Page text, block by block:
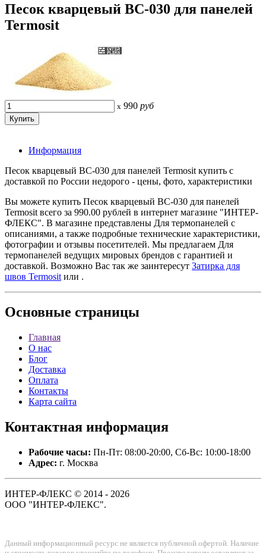
Песок кварцевый ВС-030 для панелей
Termosit
x 990 руб
Информация
Песок кварцевый ВС-030 для панелей Termosit купить с
доставкой по России недорого - цены, фото, характеристики
Вы можете купить Песок кварцевый ВС-030 для панелей
Termosit всего за 990.00 рублей в интернет магазине "ИНТЕР-
ФЛЕКС". В магазине представлены Для термопанелей с
описаниями, а также подробные технические характеристики,
фотографии и отзывы посетителей. Мы предлагаем Для
термопанелей ведущих мировых брендов с гарантией и
доставкой. Возможно Вас так же заинтересут Затирка для
швов Termosit или .
Основные страницы
Главная
О нас
Блог
Доставка
Оплата
Контакты
Карта сайта
Контактная информация
Рабочие часы: Пн-Пт: 08:00-20:00, Сб-Вс: 10:00-18:00
Адрес: г. Москва
ИНТЕР-ФЛЕКС © 2014 - 2026
ООО "ИНТЕР-ФЛЕКС".
Данный информационный ресурс не является публичной офертой. Наличие